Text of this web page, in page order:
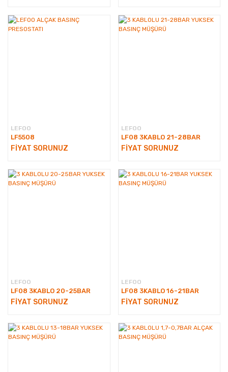
LEFOO
LF5508
FİYAT SORUNUZ
LEFOO
LF08 3KABLO 21-28BAR
FİYAT SORUNUZ
LEFOO
LF08 3KABLO 20-25BAR
FİYAT SORUNUZ
LEFOO
LF08 3KABLO 16-21BAR
FİYAT SORUNUZ